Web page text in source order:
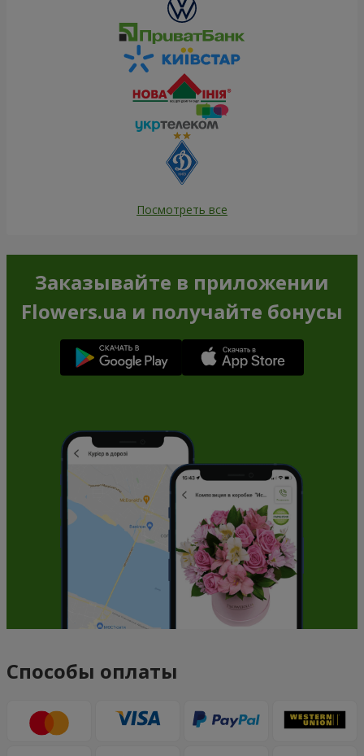
Посмотреть все
Заказывайте в приложении
Flowers.ua и получайте бонусы
Способы оплаты